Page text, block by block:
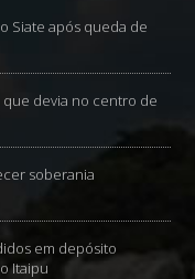
Siate após queda de
devia no centro de
soberania
em depósito
Itaipu